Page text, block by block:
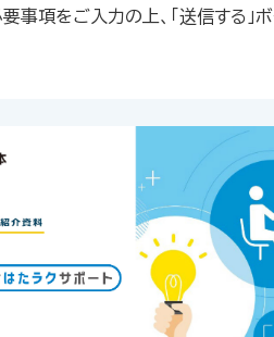
事項をご入力の上、「送信する」